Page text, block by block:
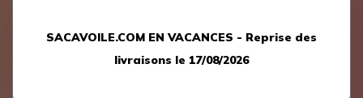
99,00 € 146,88 € 409,04 €
SACAVOILE.COM EN VACANCES - Reprise des
livraisons le 17/08/2026